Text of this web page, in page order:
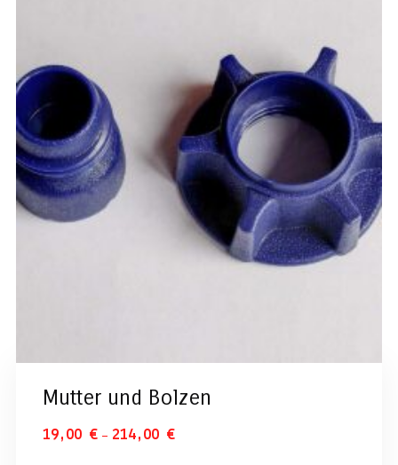
Mutter und Bolzen
19,00 €– 214,00 €